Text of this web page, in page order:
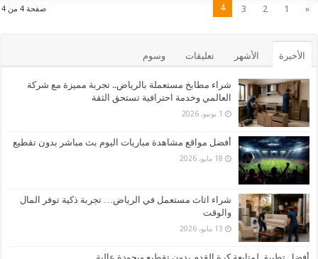
صفحة 4 من 4 «
1
2
3
4
الأخيرة الأشهر تعليقات وسوم
شراء مطابخ مستعملة بالرياض.. تجربة مميزة مع شركة
العالمي وخدمة احترافية تستحق الثقة
1 يونيو، 2026
أفضل مواقع مشاهدة مباريات اليوم بث مباشر بدون تقطيع
18 مايو، 2026
شراء اثاث مستعمل في الرياض… تجربة ذكية توفر المال
والوقت
13 مايو، 2026